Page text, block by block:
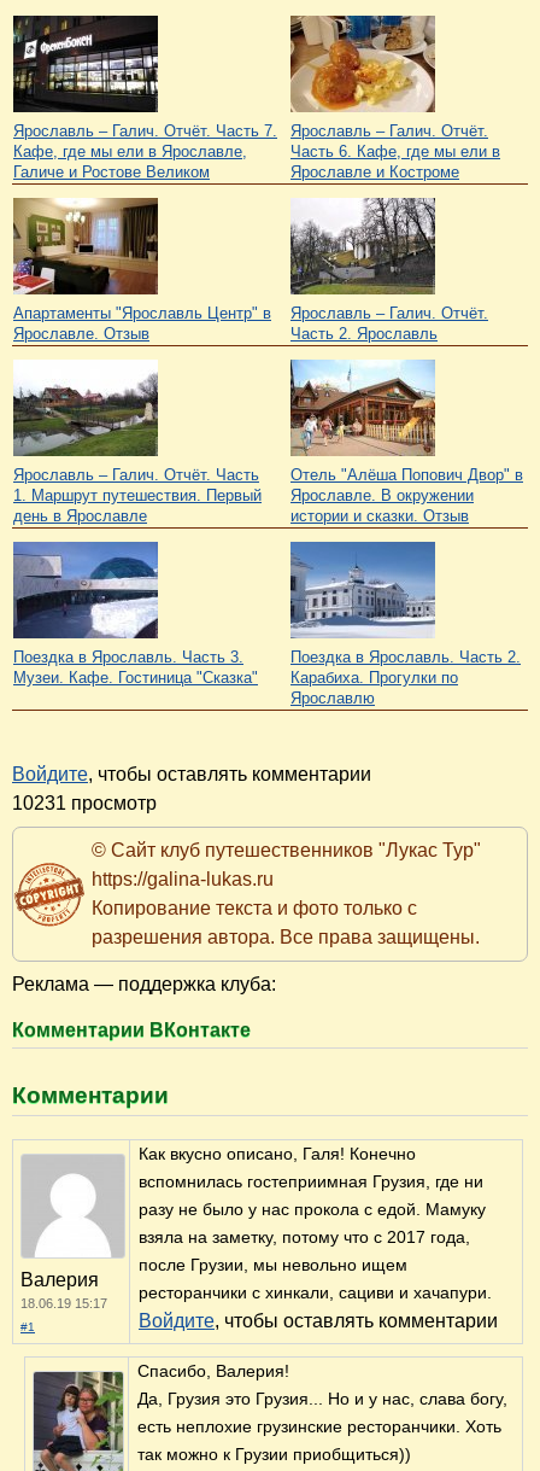
Ярославль – Галич. Отчёт. Часть 7.
Кафе, где мы ели в Ярославле,
Галиче и Ростове Великом
Ярославль – Галич. Отчёт.
Часть 6. Кафе, где мы ели в
Ярославле и Костроме
Апартаменты "Ярославль Центр" в
Ярославле. Отзыв
Ярославль – Галич. Отчёт.
Часть 2. Ярославль
Ярославль – Галич. Отчёт. Часть
1. Маршрут путешествия. Первый
день в Ярославле
Отель "Алёша Попович Двор" в
Ярославле. В окружении
истории и сказки. Отзыв
Поездка в Ярославль. Часть 3.
Музеи. Кафе. Гостиница "Сказка"
Поездка в Ярославль. Часть 2.
Карабиха. Прогулки по
Ярославлю
Войдите, чтобы оставлять комментарии
10231 просмотр
© Сайт клуб путешественников "Лукас Тур"
https://galina-lukas.ru
Копирование текста и фото только с
разрешения автора. Все права защищены.
Реклама — поддержка клуба:
Комментарии ВКонтакте
Комментарии
Валерия
18.06.19 15:17
#1
Как вкусно описано, Галя! Конечно
вспомнилась гостеприимная Грузия, где ни
разу не было у нас прокола с едой. Мамуку
взяла на заметку, потому что с 2017 года,
после Грузии, мы невольно ищем
ресторанчики с хинкали, сациви и хачапури.
Войдите, чтобы оставлять комментарии
Спасибо, Валерия!
Да, Грузия это Грузия... Но и у нас, слава богу,
есть неплохие грузинские ресторанчики. Хоть
так можно к Грузии приобщиться))